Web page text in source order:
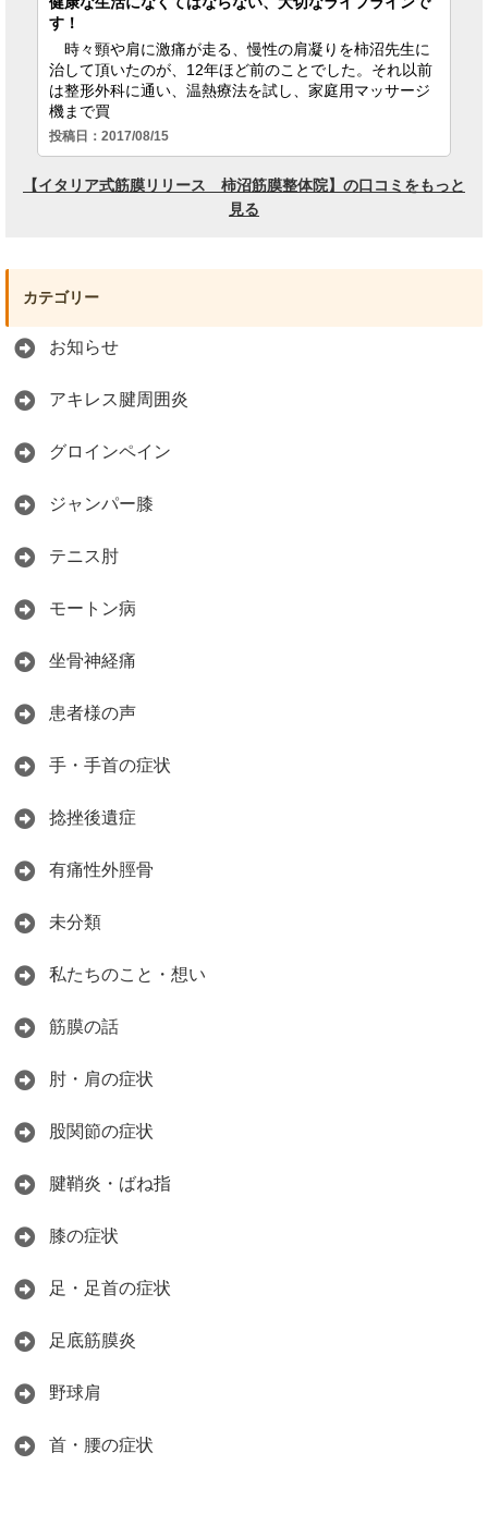
カテゴリー
お知らせ
アキレス腱周囲炎
グロインペイン
ジャンパー膝
テニス肘
モートン病
坐骨神経痛
患者様の声
手・手首の症状
捻挫後遺症
有痛性外脛骨
未分類
私たちのこと・想い
筋膜の話
肘・肩の症状
股関節の症状
腱鞘炎・ばね指
膝の症状
足・足首の症状
足底筋膜炎
野球肩
首・腰の症状